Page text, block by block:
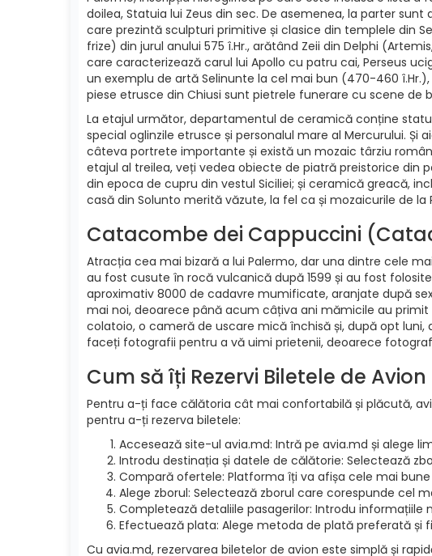
doilea, Statuia lui Zeus din sec. De asemenea, la parter
care prezintă sculpturi primitive și clasice din templele din
frize) din jurul anului 575 î.Hr., arătând Zeii din Delphi
care caracterizează carul lui Apollo cu patru cai, Perseus
un exemplu de artă Selinunte la cel mai bun (470-460
piese etrusce din Chiusi sunt pietrele funerare cu scene de
La etajul următor, departamentul de ceramică conține
special oglinzile etrusce și personalul mare al Mercurului.
câteva portrete importante și există un mozaic târziu
etajul al treilea, veți vedea obiecte de piatră preistorice din
din epoca de cupru din vestul Siciliei; și ceramică greacă,
casă din Solunto merită văzute, la fel ca și mozaicurile de la
Catacombe dei Cappuccini
Atracția cea mai bizară a lui Palermo, dar una dintre cele
au fost cusute în rocă vulcanică după 1599 și au fost
aproximativ 8000 de cadavre mumificate, aranjate după
mai noi, deoarece până acum câțiva ani mămicile au
colatoio, o cameră de uscare mică închisă și, după opt
faceți fotografii pentru a vă uimi prietenii, deoarece
Cum să îți Rezervi Biletele de
Pentru a-ți face călătoria cât mai confortabilă și plăcută,
pentru a-ți rezerva biletele:
Accesează site-ul avia.md: Intră pe avia.md și alege
Introdu destinația și datele de călătorie: Selectează
Compară ofertele: Platforma îți va afișa cele mai
Alege zborul: Selectează zborul care corespunde cel
Completează detaliile pasagerilor: Introdu
Efectuează plata: Alege metoda de plată preferată și
Cu avia.md, rezervarea biletelor de avion este simplă și